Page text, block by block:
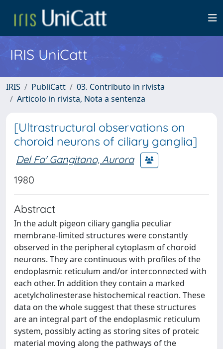
IRIS UniCatt
IRIS PubliCatt
03. Contributo in rivista
Articolo in rivista, Nota a sentenza
[Ultrastructural observations on
choroid neurons of ciliary ganglia]
Del Fa' Gangitano, Aurora
1980
Abstract
In the adult pigeon ciliary ganglia peculiar
membrane-limited structures were constantly
observed in the peripheral cytoplasm of choroid
neurons. They are continuous with profiles of the
endoplasmic reticulum and/or interconnected with
each other. In addition they contain a marked
acetylcholinesterase histochemical reaction. These
data on the whole suggest that these structures
are an integral part of the endoplasmic reticulum
system, possibly acting as storing sites of proteic
material moving along the pathways of the